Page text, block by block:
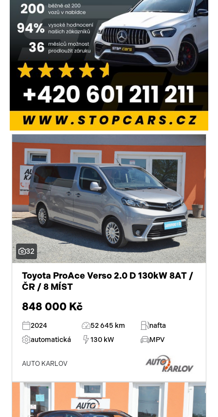
isofix
zadní stěrač
mlhovky
alu kola
el. zrcátka
senzor stěračů
el. okna
tónovaná skla
el. víko zavazadlového prostoru
dvouzónová klimatizace
přední světla LED
centrál dálkový
dělená zadní sedadla
parkovací senzory zadní
stabilizace podvozku (ESP)
protiprokluzový systém kol (ASR)
ABS
tempomat
venkovní teploměr
32
Toyota ProAce Verso 2.0 D 130kW 8AT /
ČR / 8 MÍST
848 000 Kč
2024 52 645 km
nafta
automatická
130 kW MPV
AUTO KARLOV